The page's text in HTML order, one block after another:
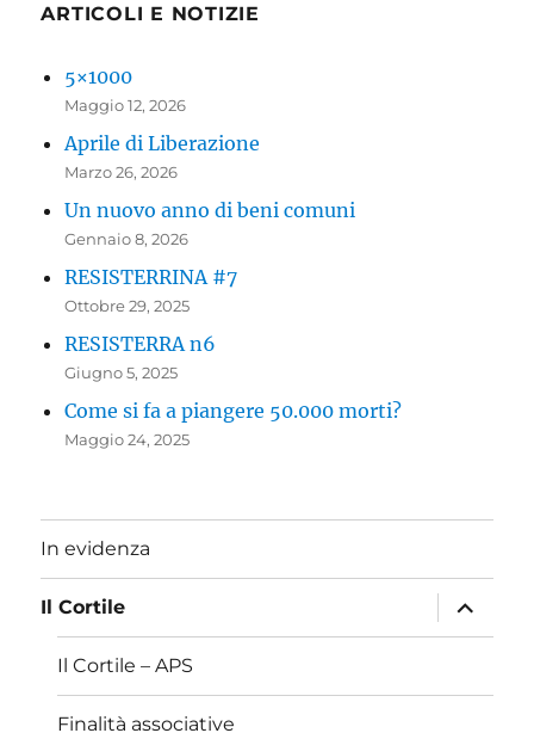
ARTICOLI E NOTIZIE
5×1000
Maggio 12, 2026
Aprile di Liberazione
Marzo 26, 2026
Un nuovo anno di beni comuni
Gennaio 8, 2026
RESISTERRINA #7
Ottobre 29, 2025
RESISTERRA n6
Giugno 5, 2025
Come si fa a piangere 50.000 morti?
Maggio 24, 2025
In evidenza
Il Cortile
apri
i
menu
Il Cortile – APS
Finalità associative